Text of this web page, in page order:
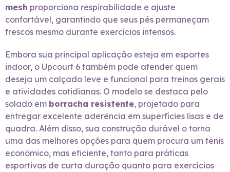
mesh proporciona respirabilidade e ajuste
confortável, garantindo que seus pés permaneçam
frescos mesmo durante exercícios intensos.
Embora sua principal aplicação esteja em esportes
indoor, o Upcourt 6 também pode atender quem
deseja um calçado leve e funcional para treinos gerais
e atividades cotidianas. O modelo se destaca pelo
solado em borracha resistente, projetado para
entregar excelente aderência em superfícies lisas e de
quadra. Além disso, sua construção durável o torna
uma das melhores opções para quem procura um tênis
econômico, mas eficiente, tanto para práticas
esportivas de curta duração quanto para exercícios